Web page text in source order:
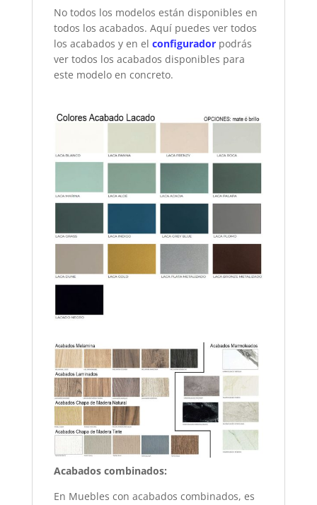
No todos los modelos están disponibles en
todos los acabados. Aquí puedes ver todos
los acabados y en el configuradorpodrás
ver todos los acabados disponibles para
este modelo en concreto.
Acabados combinados:
En Muebles con acabados combinados, es